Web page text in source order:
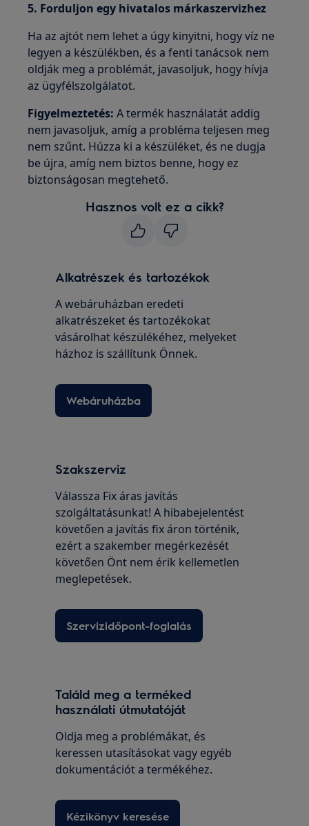
5. Forduljon egy hivatalos márkaszervizhez
Ha az ajtót nem lehet a úgy kinyitni, hogy víz ne
legyen a készülékben, és a fenti tanácsok nem
oldják meg a problémát, javasoljuk, hogy hívja
az ügyfélszolgálatot.
Figyelmeztetés: A termék használatát addig
nem javasoljuk, amíg a probléma teljesen meg
nem szűnt. Húzza ki a készüléket, és ne dugja
be újra, amíg nem biztos benne, hogy ez
biztonságosan megtehető.
Hasznos volt ez a cikk?
Alkatrészek és tartozékok
A webáruházban eredeti
alkatrészeket és tartozékokat
vásárolhat készülékéhez, melyeket
házhoz is szállítunk Önnek.
Webáruházba
Szakszerviz
Válassza Fix áras javítás
szolgáltatásunkat! A hibabejelentést
követően a javítás fix áron történik,
ezért a szakember megérkezését
követően Önt nem érik kellemetlen
meglepetések.
Szervizidőpont-foglalás
Találd meg a terméked
használati útmutatóját
Oldja meg a problémákat, és
keressen utasításokat vagy egyéb
dokumentációt a termékéhez.
Kézikönyv keresése